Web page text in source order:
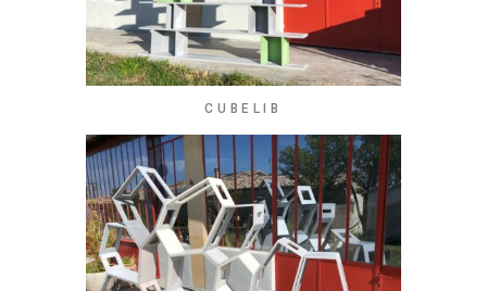
CUBELIB